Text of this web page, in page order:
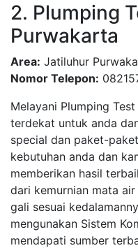
2. Plumping
Purwakarta
Area: Jatiluhur
Nomor Telepon:
Melayani Plumping
terdekat untuk anda
special dan paket-
kebutuhan anda dan
memberikan hasil
dari kemurnian mata
gali sesuai
mengunakan Sistem
mendapati sumber